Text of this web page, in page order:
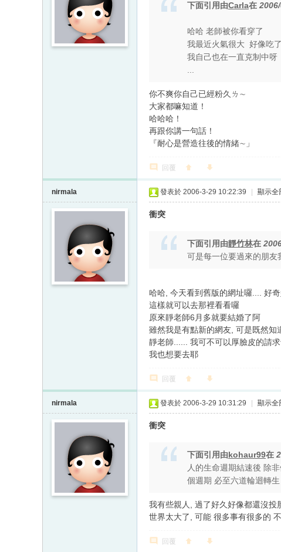
下面引用由Carla在
哈哈 老師被你看穿了
我最近火氣很大 好像吃
我自己也在一直克制中呀
你不爽你自己已經粉久ㄌ∼
大家都嘛知道！
哈哈哈！
再跟你講一句話！
『耐心是營造往後的情緒∼」
回覆
nirmala 發表於 2006-3-29 10:22:39 顯示全
衝突
下面引用由靜竹林在
可是每一位要過來的朋
哈哈, 今天看到舊版的網址囉.... 好
這樣就可以去那裡看看囉
原來靜老師6月多就要結婚了阿
雖然我是有點新的網友, 可是既然知
靜老師...... 我可不可以厚臉皮的請
我也想要去耶
回覆
nirmala 發表於 2006-3-29 10:31:29 顯示全
衝突
下面引用由kohaur99在
人的生命週期結速後 除
個週期 必至六道輪迴轉
我有些親人, 過了好久好像都還沒投
世界太大了, 可能 很多事有很多的
回覆